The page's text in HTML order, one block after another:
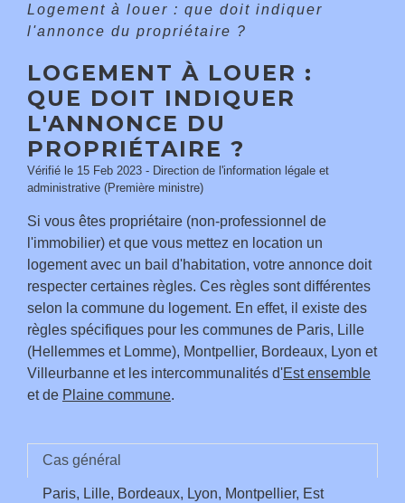
Logement à louer : que doit indiquer
l'annonce du propriétaire ?
LOGEMENT À LOUER :
QUE DOIT INDIQUER
L'ANNONCE DU
PROPRIÉTAIRE ?
Vérifié le 15 Feb 2023 - Direction de l'information légale et
administrative (Première ministre)
Si vous êtes propriétaire (non-professionnel de
l'immobilier) et que vous mettez en location un
logement avec un bail d'habitation, votre annonce doit
respecter certaines règles. Ces règles sont différentes
selon la commune du logement. En effet, il existe des
règles spécifiques pour les communes de Paris, Lille
(Hellemmes et Lomme), Montpellier, Bordeaux, Lyon et
Villeurbanne et les intercommunalités d'Est ensemble
et de Plaine commune.
Cas général
Paris, Lille, Bordeaux, Lyon, Montpellier, Est